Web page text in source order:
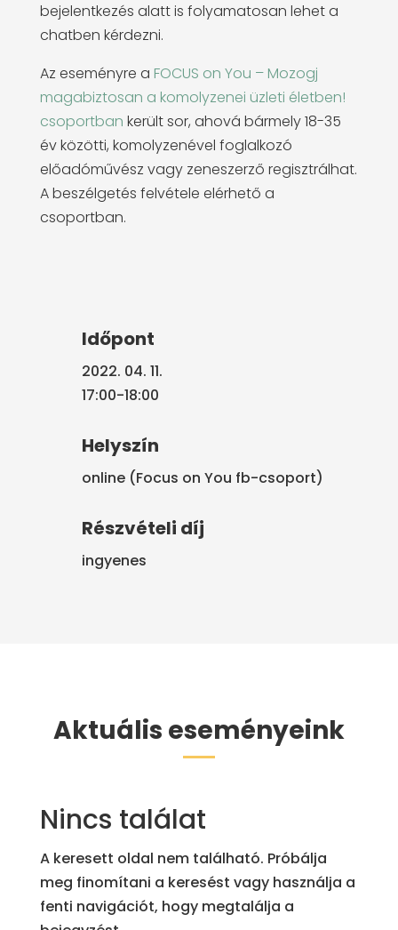
bejelentkezés alatt is folyamatosan lehet a
chatben kérdezni.
Az eseményre a FOCUS on You – Mozogj
magabiztosan a komolyzenei üzleti életben!
csoportban került sor, ahová bármely 18-35
év közötti, komolyzenével foglalkozó
előadóművész vagy zeneszerző regisztrálhat.
A beszélgetés felvétele elérhető a
csoportban.
Időpont
2022. 04. 11.
17:00-18:00
Helyszín
online (Focus on You fb-csoport)
Részvételi díj
ingyenes
Aktuális eseményeink
Nincs találat
A keresett oldal nem található. Próbálja
meg finomítani a keresést vagy használja a
fenti navigációt, hogy megtalálja a